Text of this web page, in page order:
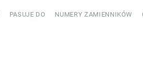
PASUJE DO NUMERY ZAMIENNIKÓW